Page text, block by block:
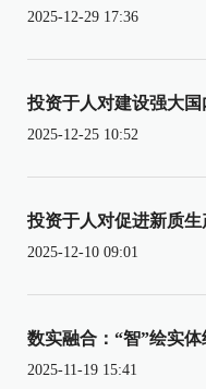
2025-12-29 17:36
投资于人对建设强大
2025-12-25 10:52
投资于人对促进新质生
2025-12-10 09:01
数实融合：“智”绘实体
2025-11-19 15:41